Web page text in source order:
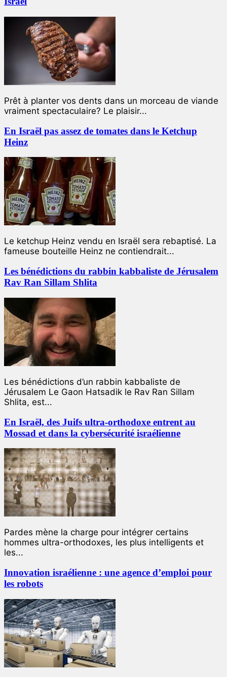
Prêt à planter vos dents dans un morceau de viande
vraiment spectaculaire? Le plaisir...
En Israël pas assez de tomates dans le Ketchup
Heinz
Le ketchup Heinz vendu en Israël sera rebaptisé. La
fameuse bouteille Heinz ne contiendrait...
Les bénédictions du rabbin kabbaliste de Jérusalem
Rav Ran Sillam Shlita
Les bénédictions d’un rabbin kabbaliste de
Jérusalem Le Gaon Hatsadik le Rav Ran Sillam
Shlita, est...
En Israël, des Juifs ultra-orthodoxe entrent au
Mossad et dans la cybersécurité israélienne
Pardes mène la charge pour intégrer certains
hommes ultra-orthodoxes, les plus intelligents et
les...
Innovation israélienne : une agence d’emploi pour
les robots